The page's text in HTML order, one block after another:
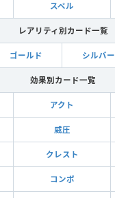
スペル
レアリティ別カード一覧
ゴールド シルバー
効果別カード一覧
アクト
威圧
クレスト
コンボ